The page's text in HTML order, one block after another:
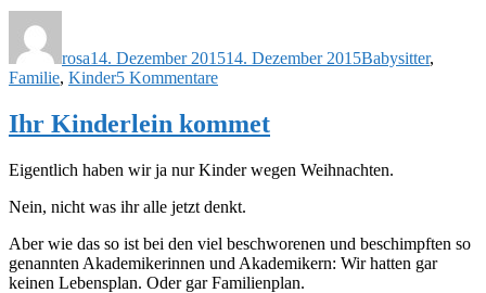
rosa14. Dezember 201514. Dezember 2015Babysitter,
Familie, Kinder5 Kommentarezu
Papa
aus
Ihr Kinderlein kommet
Eigentlich haben wir ja nur Kinder wegen Weihnachten.
Nein, nicht was ihr alle jetzt denkt.
Aber wie das so ist bei den viel beschworenen und beschimpften so
genannten Akademikerinnen und Akademikern: Wir hatten gar
keinen Lebensplan. Oder gar Familienplan.